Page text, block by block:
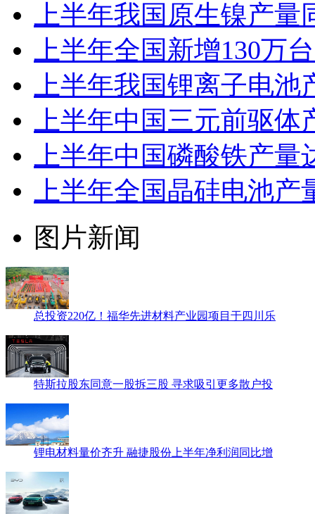
上半年我国原生镍产
上半年全国新增130万
上半年我国锂离子电
上半年中国三元前驱
上半年中国磷酸铁产
上半年全国晶硅电池
图片新闻
总投资220亿！福华先进材料产业园项目于四川乐
特斯拉股东同意一股拆三股 寻求吸引更多散户投
锂电材料量价齐升 融捷股份上半年净利润同比增